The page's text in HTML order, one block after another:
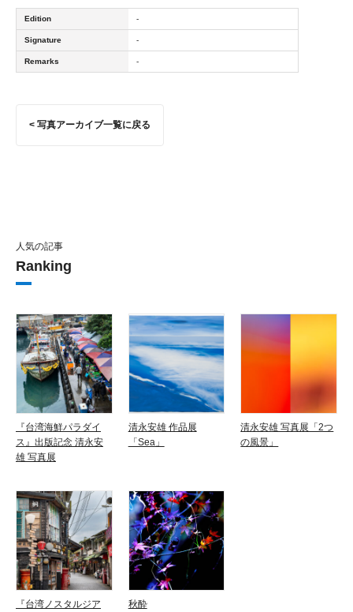
Edition -
Signature -
Remarks -
< 写真アーカイブ一覧に戻る
人気の記事
Ranking
『台湾海鮮パラダイ
ス』出版記念 清永安
雄 写真展
清永安雄 作品展
「Sea」
清永安雄 写真展「2つ
の風景」
『台湾ノスタルジア
秋酔